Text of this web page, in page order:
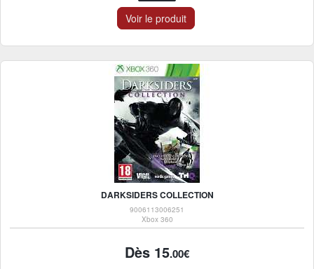
Voir le produit
DARKSIDERS COLLECTION
9006113006251
Xbox 360
Dès 15.00€